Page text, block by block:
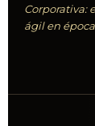
Corporativa:
ágil en